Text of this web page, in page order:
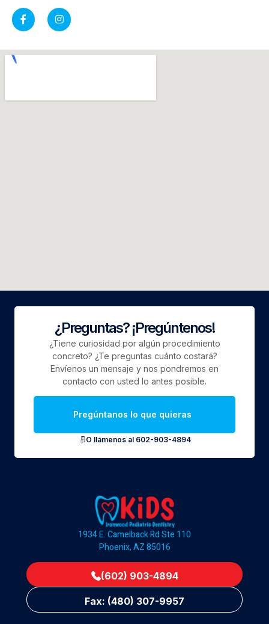
¿Preguntas? ¡Pregúntenos!
¿Tiene curiosidad por algún procedimiento
concreto? ¿Te preguntas cuánto costará?
Envíenos un mensaje y nos pondremos en
contacto con usted lo antes posible.
Pregúntanos lo que quieras
O llámenos al 602-903-4894
1934 E. Camelback Rd Ste 110
Phoenix, AZ 85016
(602) 903-4894
Fax: (480) 307-9957